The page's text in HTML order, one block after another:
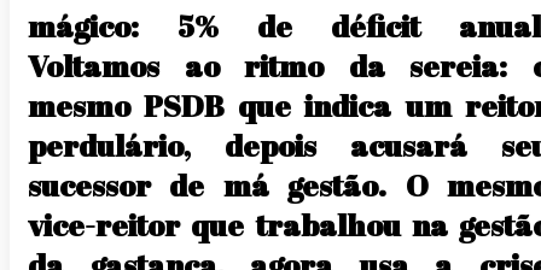
mágico: 5% de déficit
Voltamos ao ritmo da sereia:
mesmo PSDB que indica um
perdulário, depois acusará
sucessor de má gestão. O
vice-reitor que trabalhou na